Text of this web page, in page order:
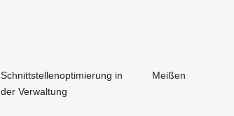
Schnittstellenoptimierung in
der Verwaltung
Meißen